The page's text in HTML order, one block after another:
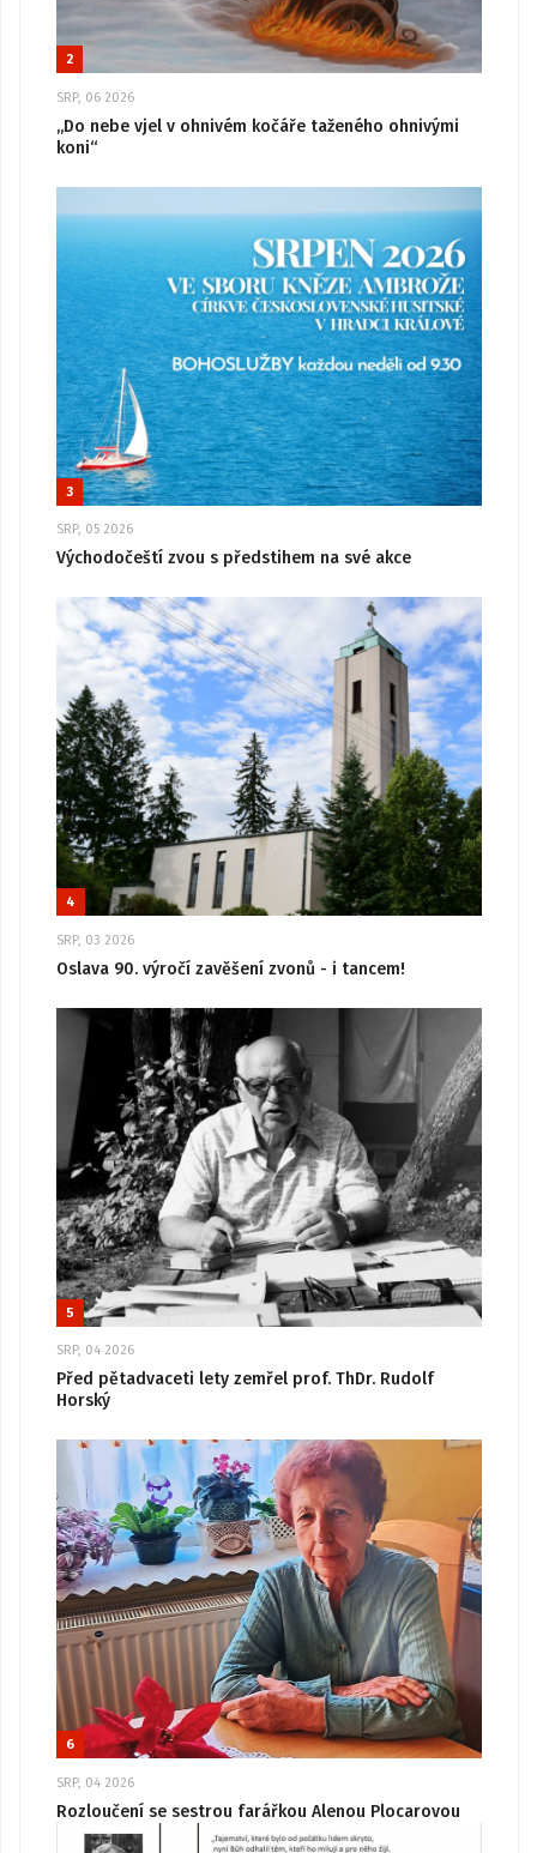
2
SRP, 06 2026
„Do nebe vjel v ohnivém kočáře taženého ohnivými
koni“
3
SRP, 05 2026
Východočeští zvou s předstihem na své akce
4
SRP, 03 2026
Oslava 90. výročí zavěšení zvonů - i tancem!
5
SRP, 04 2026
Před pětadvaceti lety zemřel prof. ThDr. Rudolf
Horský
6
SRP, 04 2026
Rozloučení se sestrou farářkou Alenou Plocarovou